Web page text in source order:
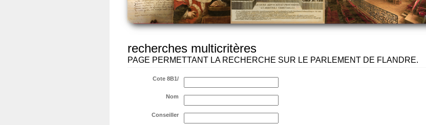
recherches multicritères
PAGE PERMETTANT LA RECHERCHE SUR LE PARLEMENT DE FLANDRE.
Cote 8B1/
Nom
Conseiller